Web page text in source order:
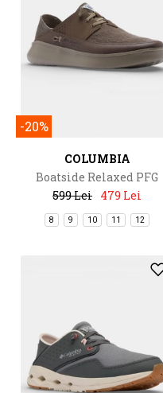
-20%
COLUMBIA
Boatside Relaxed PFG
599 Lei 479 Lei
8 9 10 11 12